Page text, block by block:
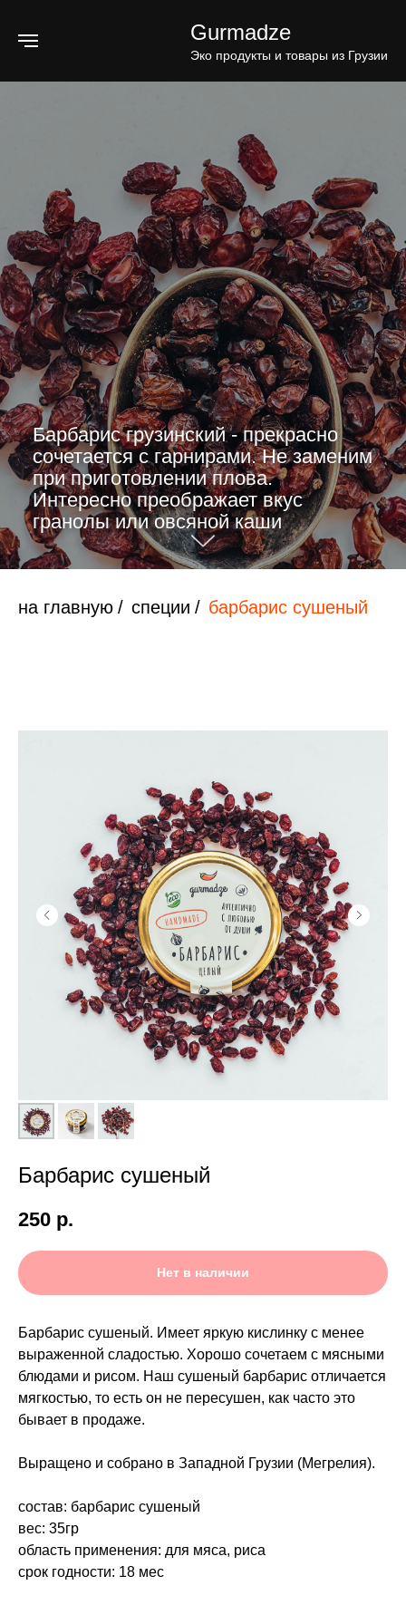
Gurmadze
Эко продукты и товары из Грузии
Барбарис грузинский - прекрасно
сочетается с гарнирами. Не заменим
при приготовлении плова.
Интересно преображает вкус
гранолы или овсяной каши
на главную / специи / барбарис сушеный
Барбарис сушеный
250 р.
Нет в наличии
Барбарис сушеный. Имеет яркую кислинку с менее
выраженной сладостью. Хорошо сочетаем с мясными
блюдами и рисом. Наш сушеный барбарис отличается
мягкостью, то есть он не пересушен, как часто это
бывает в продаже.
Выращено и собрано в Западной Грузии (Мегрелия).
состав: барбарис сушеный
вес: 35гр
область применения: для мяса, риса
срок годности: 18 мес